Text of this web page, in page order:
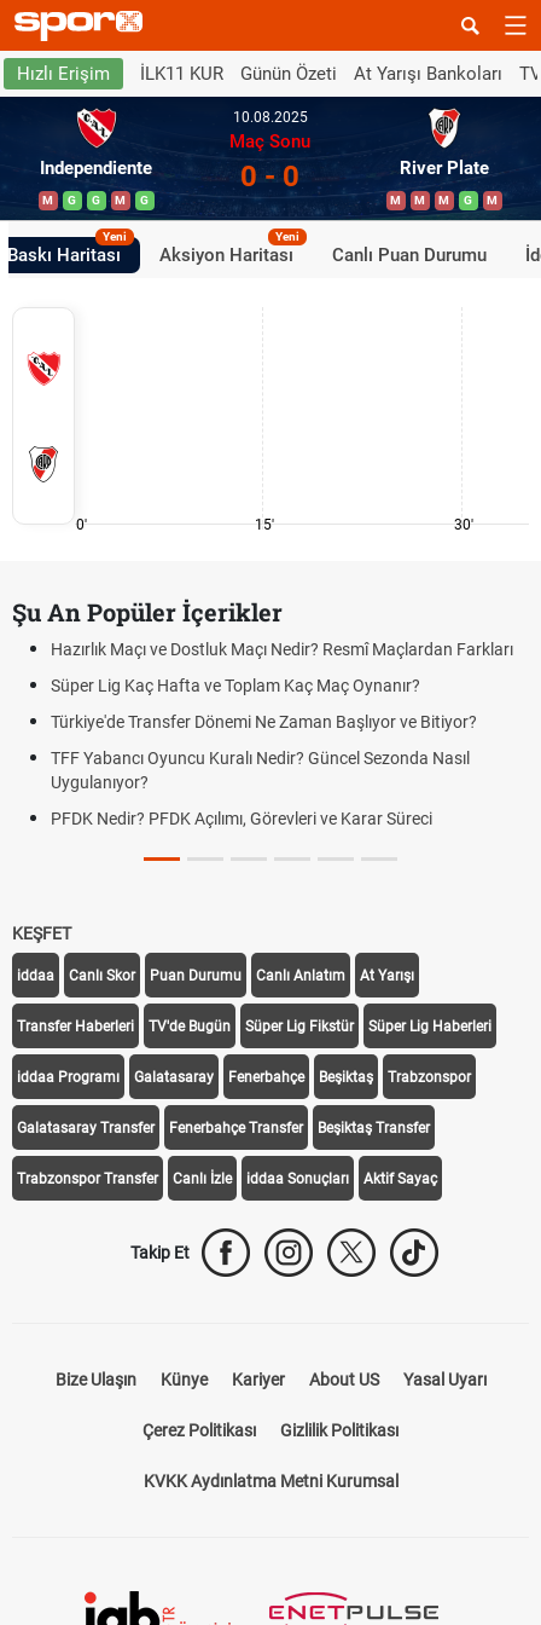
Hızlı Erişim İLK11 KUR Günün Özeti At Yarışı Bankoları
Independiente
M G G M G
10.08.2025
Maç Sonu
0 - 0 River Plate
M M M G M
Baskı Haritası
Yeni
Aksiyon Haritası
Yeni
Canlı Puan Durumu
0' 15' 30'
Şu An Popüler İçerikler
Hazırlık Maçı ve Dostluk Maçı Nedir? Resmî Maçlardan Farkları
Süper Lig Kaç Hafta ve Toplam Kaç Maç Oynanır?
Türkiye'de Transfer Dönemi Ne Zaman Başlıyor ve Bitiyor?
TFF Yabancı Oyuncu Kuralı Nedir? Güncel Sezonda Nasıl
Uygulanıyor?
PFDK Nedir? PFDK Açılımı, Görevleri ve Karar Süreci
KEŞFET
iddaa Canlı Skor Puan Durumu Canlı Anlatım At Yarışı
Transfer Haberleri TV'de Bugün Süper Lig Fikstür Süper Lig Haberleri
iddaa Programı Galatasaray Fenerbahçe Beşiktaş Trabzonspor
Galatasaray Transfer Fenerbahçe Transfer Beşiktaş Transfer
Trabzonspor Transfer Canlı İzle iddaa Sonuçları Aktif Sayaç
Takip Et
Bize Ulaşın Künye Kariyer About US Yasal Uyarı
Çerez Politikası Gizlilik Politikası
KVKK Aydınlatma Metni Kurumsal